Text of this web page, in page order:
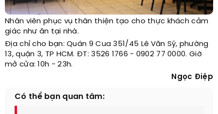
Nhân viên phục vụ thân thiện tạo cho thực khách cảm
giác như ăn tại nhà.
Địa chỉ cho bạn: Quán 9 Cua 351/45 Lê Văn Sỹ, phường
13, quận 3, TP HCM. ĐT: 3526 1766 - 0902 77 0000. Giờ
mở cửa: 10h - 23h.
Ngọc Điệp
Có thể bạn quan tâm: